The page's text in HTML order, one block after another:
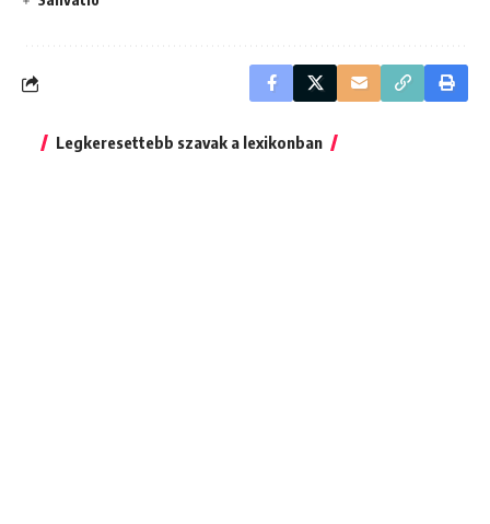
Legkeresettebb szavak a lexikonban